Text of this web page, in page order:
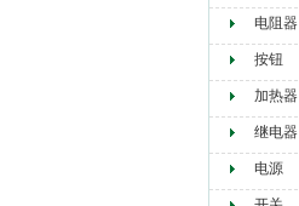
电阻器
按钮
加热器
继电器
电源